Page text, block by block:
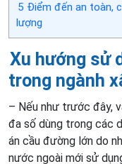
5 Điểm đến an toàn,
lượng
Xu hướng sử
trong ngành
– Nếu như trước đây,
đa số dùng trong các
án cầu đường lớn do
nước ngoài mới sử